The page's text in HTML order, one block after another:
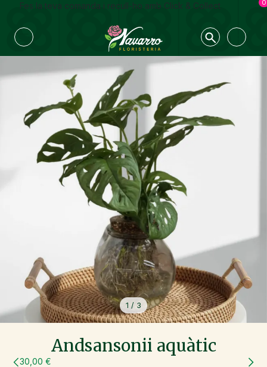
Fes la teva comanda i recull-ho amb Click & Collect 0
1 / 3
Andsansonii aquàtic
30,00 €